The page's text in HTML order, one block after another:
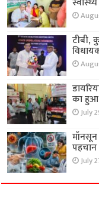
टीबी,
का
July
July